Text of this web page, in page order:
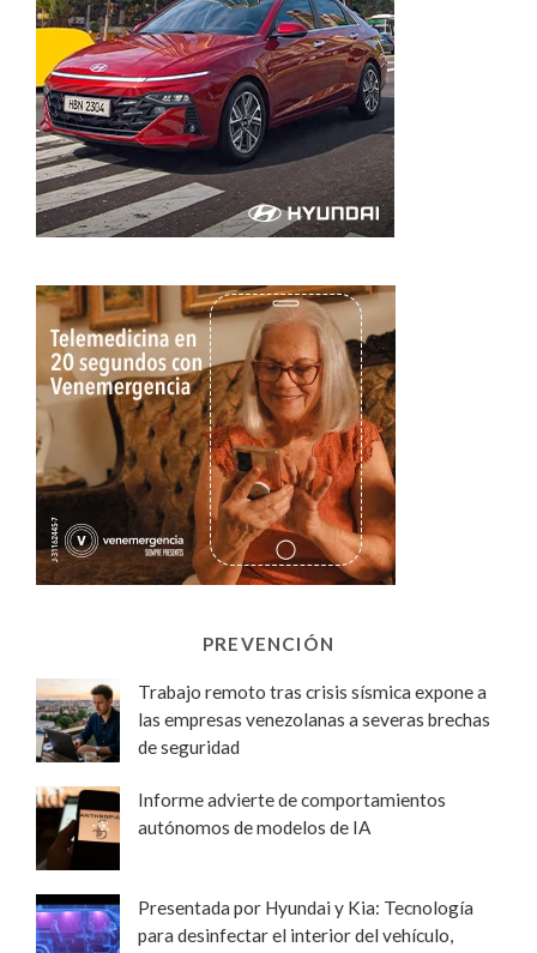
PREVENCIÓN
Trabajo remoto tras crisis sísmica expone a
las empresas venezolanas a severas brechas
de seguridad
Informe advierte de comportamientos
autónomos de modelos de IA
Presentada por Hyundai y Kia: Tecnología
para desinfectar el interior del vehículo,